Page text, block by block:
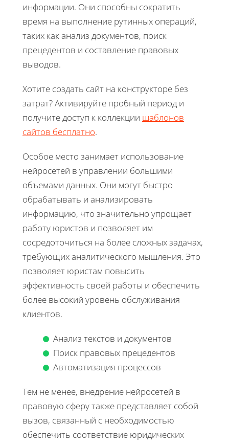
информации. Они способны сократить
время на выполнение рутинных операций,
таких как анализ документов, поиск
прецедентов и составление правовых
выводов.
Хотите создать сайт на конструкторе без
затрат? Активируйте пробный период и
получите доступ к коллекции шаблонов
сайтов бесплатно.
Особое место занимает использование
нейросетей в управлении большими
объемами данных. Они могут быстро
обрабатывать и анализировать
информацию, что значительно упрощает
работу юристов и позволяет им
сосредоточиться на более сложных задачах,
требующих аналитического мышления. Это
позволяет юристам повысить
эффективность своей работы и обеспечить
более высокий уровень обслуживания
клиентов.
Анализ текстов и документов
Поиск правовых прецедентов
Автоматизация процессов
Тем не менее, внедрение нейросетей в
правовую сферу также представляет собой
вызов, связанный с необходимостью
обеспечить соответствие юридических